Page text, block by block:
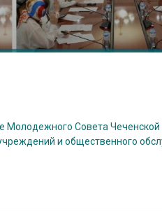
Молодежного Совета Чеченской
и общественного